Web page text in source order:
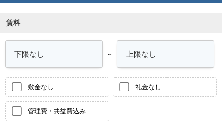
賃料
～
敷金なし 礼金なし
管理費・共益費込み